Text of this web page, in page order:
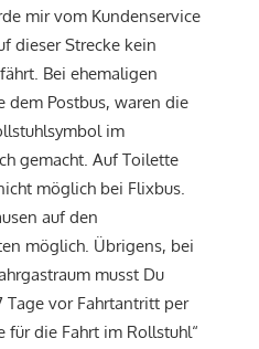
mir vom Kundenservice
dieser Strecke kein
Bei ehemaligen
dem Postbus, waren die
im
gemacht. Auf Toilette
möglich bei Flixbus.
auf den
möglich. Übrigens, bei
musst Du
Tage vor Fahrtantritt per
für die Fahrt im Rollstuhl“